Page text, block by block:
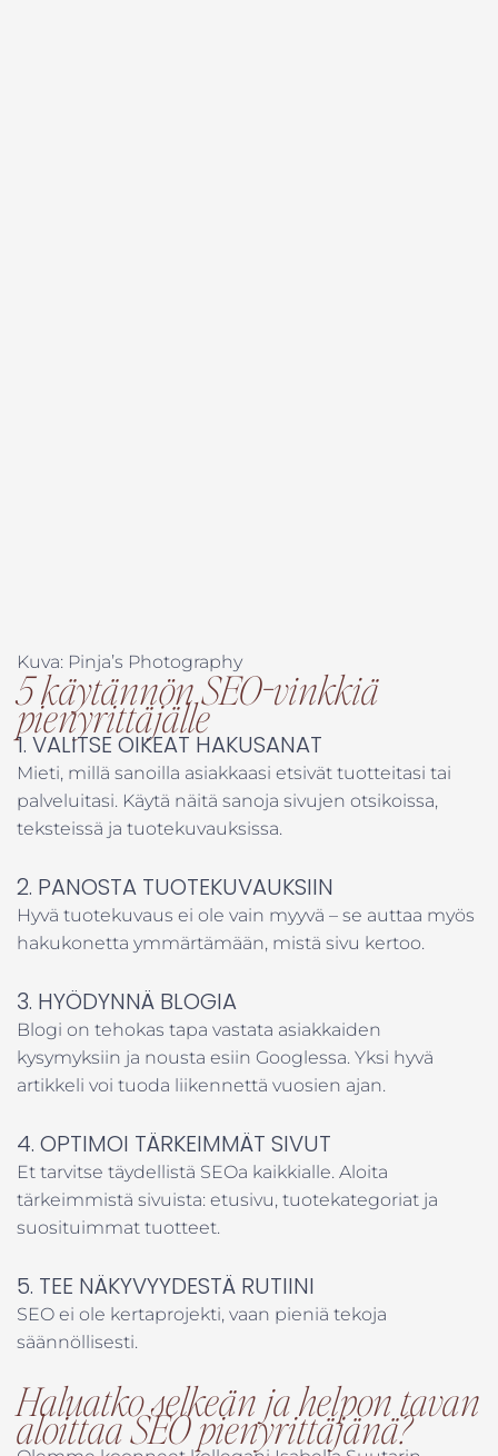
Kuva: Pinja’s Photography
5 käytännön SEO-vinkkiä
pienyrittäjälle
1. VALITSE OIKEAT HAKUSANAT
Mieti, millä sanoilla asiakkaasi etsivät tuotteitasi tai
palveluitasi. Käytä näitä sanoja sivujen otsikoissa,
teksteissä ja tuotekuvauksissa.
2. PANOSTA TUOTEKUVAUKSIIN
Hyvä tuotekuvaus ei ole vain myyvä – se auttaa myös
hakukonetta ymmärtämään, mistä sivu kertoo.
3. HYÖDYNNÄ BLOGIA
Blogi on tehokas tapa vastata asiakkaiden
kysymyksiin ja nousta esiin Googlessa. Yksi hyvä
artikkeli voi tuoda liikennettä vuosien ajan.
4. OPTIMOI TÄRKEIMMÄT SIVUT
Et tarvitse täydellistä SEOa kaikkialle. Aloita
tärkeimmistä sivuista: etusivu, tuotekategoriat ja
suosituimmat tuotteet.
5. TEE NÄKYVYYDESTÄ RUTIINI
SEO ei ole kertaprojekti, vaan pieniä tekoja
säännöllisesti.
Haluatko selkeän ja helpon tavan
aloittaa SEO pienyrittäjänä?